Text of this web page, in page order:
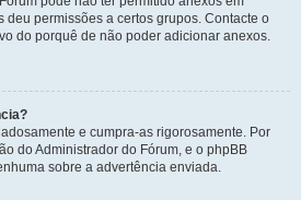
deu permissões a certos grupos. Contacte o
do porquê de não poder adicionar anexos.
e cumpra-as rigorosamente. Por
do Administrador do Fórum, e o phpBB
sobre a advertência enviada.